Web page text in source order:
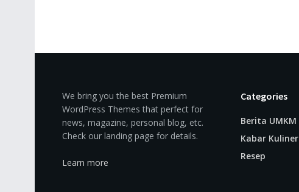
We bring you the best Premium
WordPress Themes that perfect for
news, magazine, personal blog, etc.
Check our landing page for details.
Learn more
Categories
Berita UMKM
Kabar Kuliner
Resep